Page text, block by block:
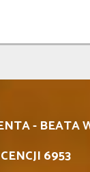
- BEATA
6953